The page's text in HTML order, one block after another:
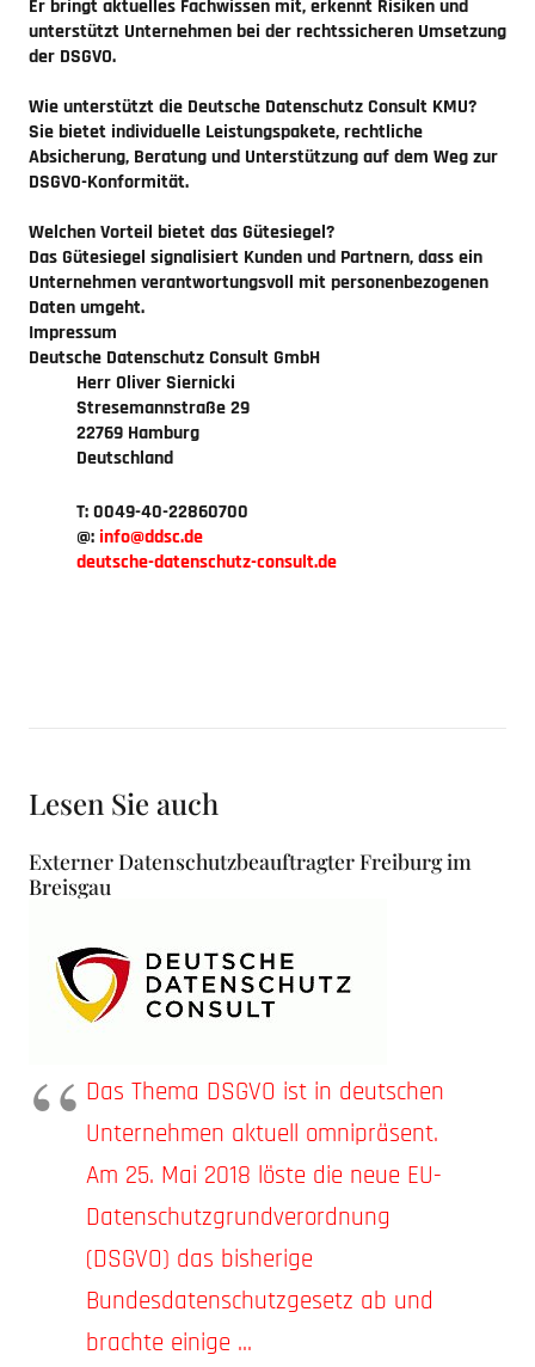
Er bringt aktuelles Fachwissen mit, erkennt Risiken und
unterstützt Unternehmen bei der rechtssicheren Umsetzung
der DSGVO.
Wie unterstützt die Deutsche Datenschutz Consult KMU?
Sie bietet individuelle Leistungspakete, rechtliche
Absicherung, Beratung und Unterstützung auf dem Weg zur
DSGVO-Konformität.
Welchen Vorteil bietet das Gütesiegel?
Das Gütesiegel signalisiert Kunden und Partnern, dass ein
Unternehmen verantwortungsvoll mit personenbezogenen
Daten umgeht.
Impressum
Deutsche Datenschutz Consult GmbH
Herr Oliver Siernicki
Stresemannstraße 29
22769 Hamburg
Deutschland
T: 0049-40-22860700
@: info ddsc.de
deutsche-datenschutz-consult.de
Lesen Sie auch
Externer Datenschutzbeauftragter Freiburg im
Breisgau
Das Thema DSGVO ist in deutschen
Unternehmen aktuell omnipräsent.
Am 25. Mai 2018 löste die neue EU-
Datenschutzgrundverordnung
(DSGVO) das bisherige
Bundesdatenschutzgesetz ab und
brachte einige ...